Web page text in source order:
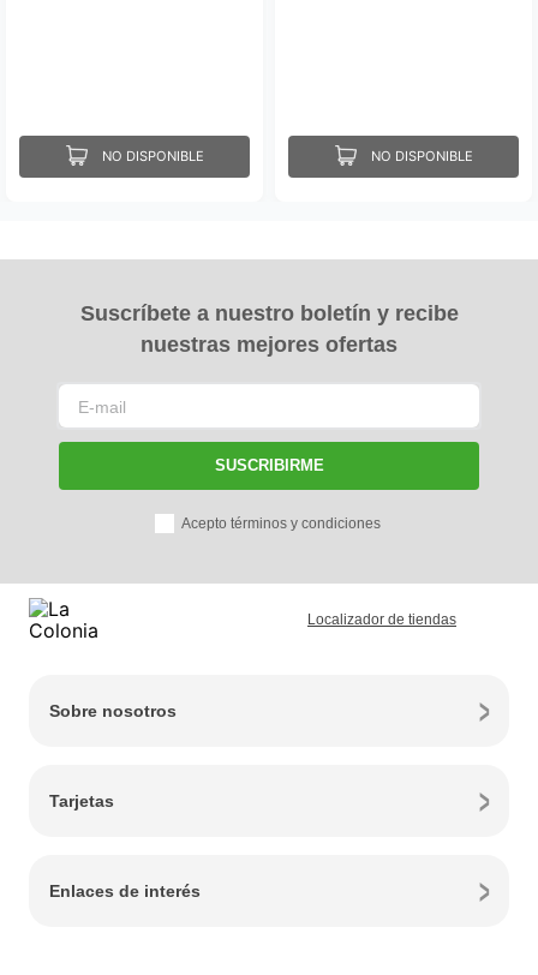
NO DISPONIBLE NO DISPONIBLE
Suscríbete a nuestro boletín y recibe
nuestras mejores ofertas
SUSCRIBIRME
Acepto términos y condiciones
Localizador de tiendas
Sobre nosotros
Tarjetas
Enlaces de interés